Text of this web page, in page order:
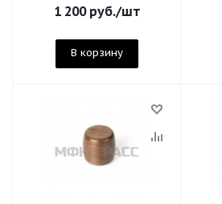
1 200руб./шт
В корзину